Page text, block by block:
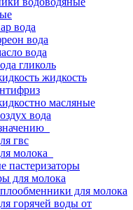
вода
вода
вода
гликоль
жидкость
масляные
вода
гвс
молока
пастеризаторы
для молока
для молока
горячей воды от